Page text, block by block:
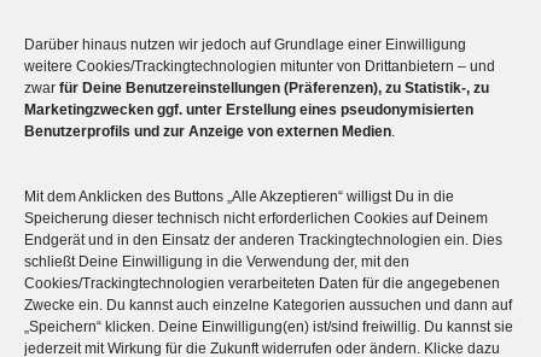
Darüber hinaus nutzen wir jedoch auf Grundlage einer Einwilligung
weitere Cookies/Trackingtechnologien mitunter von Drittanbietern – und
zwar für Deine Benutzereinstellungen (Präferenzen), zu Statistik-, zu
Marketingzwecken ggf. unter Erstellung eines pseudonymisierten
Benutzerprofils und zur Anzeige von externen Medien.
Mit dem Anklicken des Buttons „Alle Akzeptieren“ willigst Du in die
Speicherung dieser technisch nicht erforderlichen Cookies auf Deinem
Endgerät und in den Einsatz der anderen Trackingtechnologien ein. Dies
schließt Deine Einwilligung in die Verwendung der, mit den
Cookies/Trackingtechnologien verarbeiteten Daten für die angegebenen
Zwecke ein. Du kannst auch einzelne Kategorien aussuchen und dann auf
„Speichern“ klicken. Deine Einwilligung(en) ist/sind freiwillig. Du kannst sie
jederzeit mit Wirkung für die Zukunft widerrufen oder ändern. Klicke dazu
Mehr über die Boulderwelt
Unsere Hallen im Überblick